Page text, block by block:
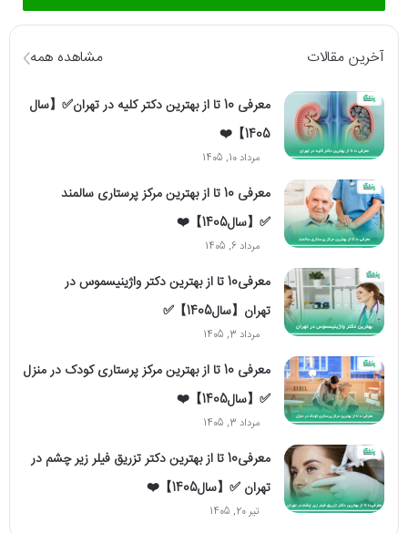
آخرین مقالات مشاهده همه
معرفی 10 تا از بهترین دکتر کلیه در تهران✅【سال
1405】❤️
مرداد 10, 1405
معرفی 10 تا از بهترین مرکز پرستاری سالمند
✅【سال1405】❤️
مرداد 6, 1405
معرفی10 تا از بهترین دکتر واژینیسموس در
تهران【سال1405】✅
مرداد 3, 1405
معرفی 10 تا از بهترین مرکز پرستاری کودک در منزل
✅【سال1405】❤️
مرداد 3, 1405
معرفی10 تا از بهترین دکتر تزریق فیلر زیر چشم در
تهران ✅【سال1405】❤️
تیر 20, 1405